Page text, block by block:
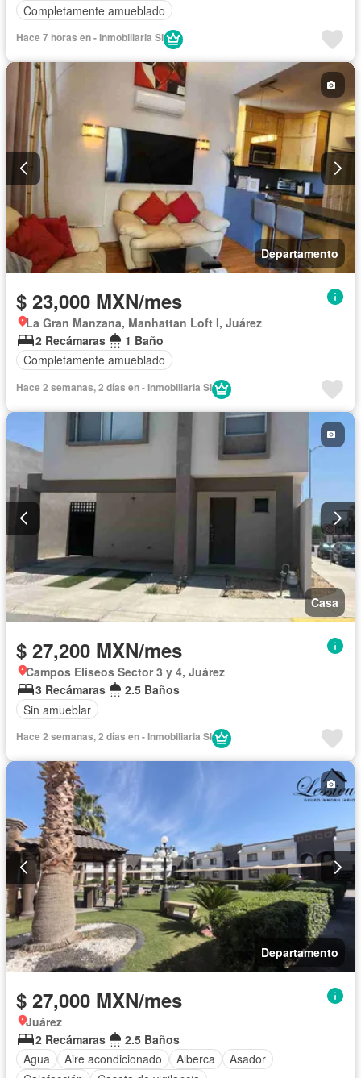
Completamente amueblado
Hace 7 horas en - Inmobiliaria SI
Departamento
$ 23,000 MXN/mes
La Gran Manzana, Manhattan Loft I, Juárez
2 Recámaras
1 Baño
Completamente amueblado
Hace 2 semanas, 2 días en - Inmobiliaria SI
Casa
$ 27,200 MXN/mes
Campos Eliseos Sector 3 y 4, Juárez
3 Recámaras
2.5 Baños
Sin amueblar
Hace 2 semanas, 2 días en - Inmobiliaria SI
Departamento
$ 27,000 MXN/mes
Juárez
2 Recámaras
2.5 Baños
Agua
Aire acondicionado Alberca
Asador